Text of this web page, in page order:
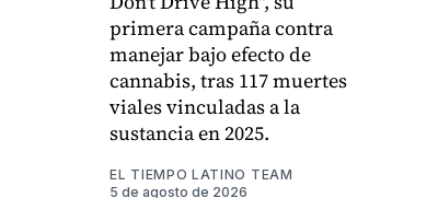
primera campaña contra
manejar bajo efecto de
cannabis, tras 117 muertes
viales vinculadas a la
sustancia en 2025.
EL TIEMPO LATINO TEAM
5 de agosto de 2026